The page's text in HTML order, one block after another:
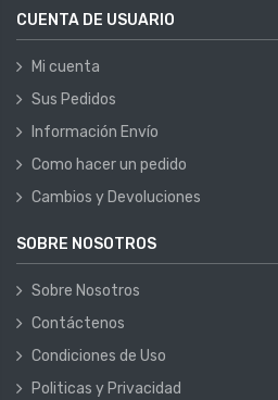
CUENTA DE USUARIO
Mi cuenta
Sus Pedidos
Información Envío
Como hacer un pedido
Cambios y Devoluciones
SOBRE NOSOTROS
Sobre Nosotros
Contáctenos
Condiciones de Uso
Politicas y Privacidad